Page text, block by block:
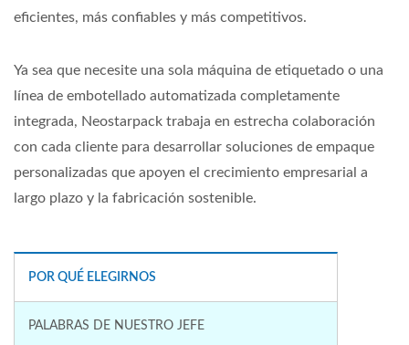
eficientes, más confiables y más competitivos.
Ya sea que necesite una sola máquina de etiquetado o una
línea de embotellado automatizada completamente
integrada, Neostarpack trabaja en estrecha colaboración
con cada cliente para desarrollar soluciones de empaque
personalizadas que apoyen el crecimiento empresarial a
largo plazo y la fabricación sostenible.
POR QUÉ ELEGIRNOS
PALABRAS DE NUESTRO JEFE